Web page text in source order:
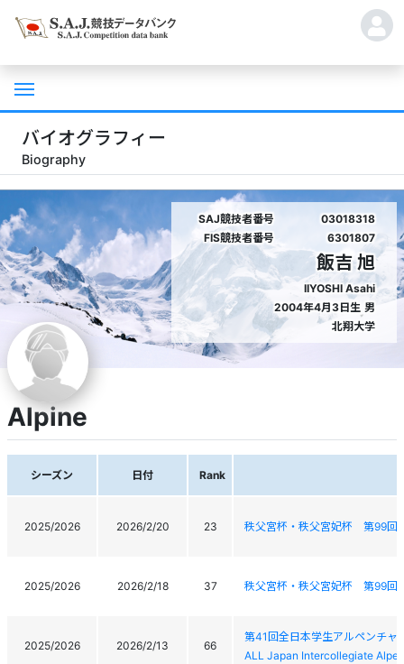
バイオグラフィー
Biography
SAJ競技者番号
03018318
FIS競技者番号
6301807
飯吉 旭
IIYOSHI Asahi
2004年4月3日生 男
北翔大学
Alpine
シーズン 日付 Rank
2025/2026 2026/2/20 23 秩父宮杯・秩父宮妃杯 第99回
2025/2026 2026/2/18 37 秩父宮杯・秩父宮妃杯 第99回
2025/2026 2026/2/13 66
第41回全日本学生アルペンチャ
ALL Japan Intercollegiate